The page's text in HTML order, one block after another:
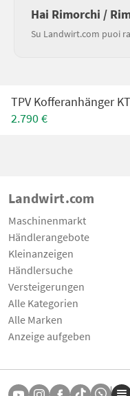
Hai Rimorchi /
Su Landwirt.com puoi
2.790 €
Landwirt.com
Maschinenmarkt
Händlerangebote
Kleinanzeigen
Händlersuche
Versteigerungen
Alle Kategorien
Alle Marken
Anzeige aufgeben